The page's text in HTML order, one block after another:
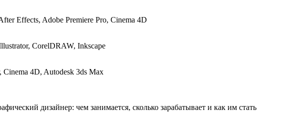
Effects, Adobe Premiere Pro, Cinema 4D
CorelDRAW, Inkscape
Cinema 4D, Autodesk 3ds Max